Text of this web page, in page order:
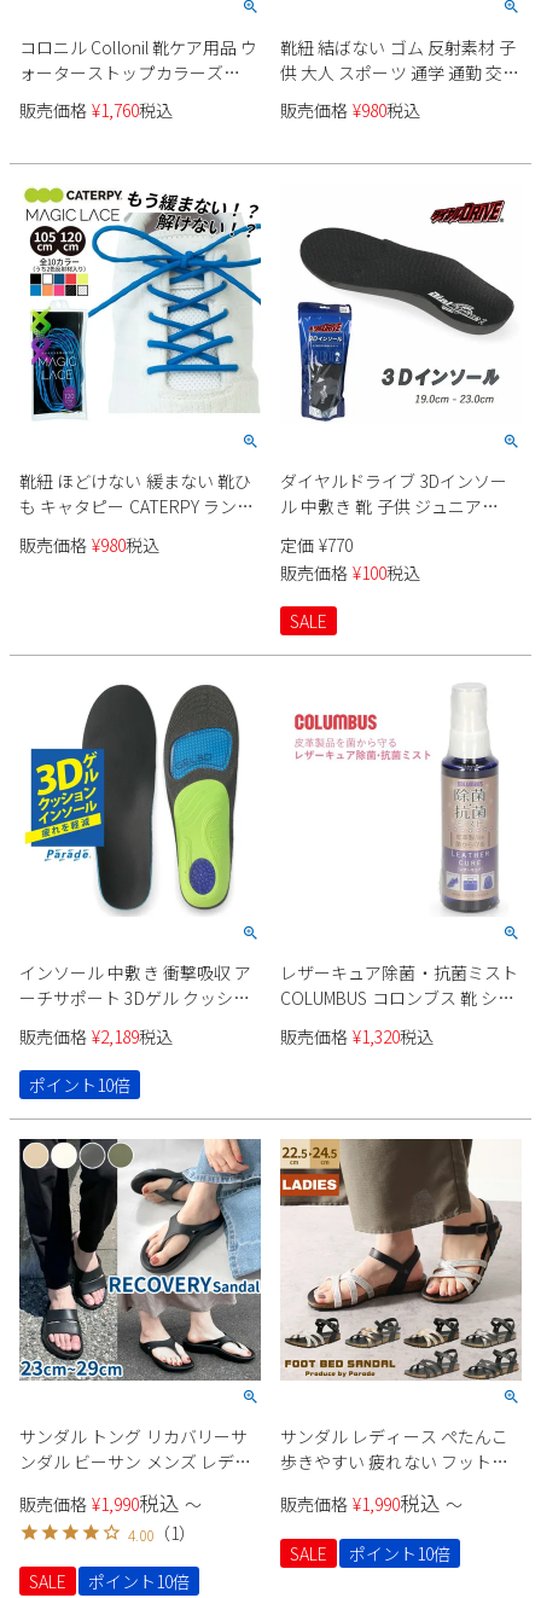
コロニル Collonil 靴ケア用品 ウ
ォーターストップカラーズ
796260 スムースレザー 防水 ツ
ヤ出し 靴 バッグ 小物
販売価格 ¥1,760税込
靴紐 結ばない ゴム 反射素材 子
供 大人 スポーツ 通学 通勤 交通
安全 エアーキャタピー AIR
CATERPY 新モデル CAR55R
ニング 1ペア入り（両足分入
り） 日本製 ネコポス
販売価格 ¥980税込
靴紐 ほどけない 緩まない 靴ひ
も キャタピー CATERPY ランニ
ング トレーニング スポーツ用
アスリート 105cm 120cm 反射
販売価格 ¥980税込
ダイヤルドライブ 3Dインソー
ル 中敷き 靴 子供 ジュニア
47000 ブラック ダイヤルDRIVE
ネコポス
定価 ¥770
販売価格 ¥100税込
SALE
インソール 中敷き 衝撃吸収 ア
ーチサポート 3Dゲル クッショ
ンインソール 疲労軽減 疲れに
くい 抗菌 防臭 立ち仕事 ウォー
キング メンズ レディース パレ
ード 998141 998142
販売価格 ¥2,189税込
ポイント10倍
レザーキュア除菌・抗菌ミスト
COLUMBUS コロンブス 靴 シュ
ーズ 革靴 予防グッズ スプレー
お手入れ 皮革製品 バック ウエ
販売価格 ¥1,320税込
サンダル トング リカバリーサ
ンダル ビーサン メンズ レディ
トドア ビーチ Parade 91501
5601 パレード
販売価格 ¥1,990税込 〜
4.00 （1）
SALE
ポイント10倍
サンダル レディース ぺたんこ
歩きやすい 疲れない フットベ
ゃれ きれいめ アンクルストラ
ップ 1531 Parade
販売価格 ¥1,990税込 〜
SALE ポイント10倍